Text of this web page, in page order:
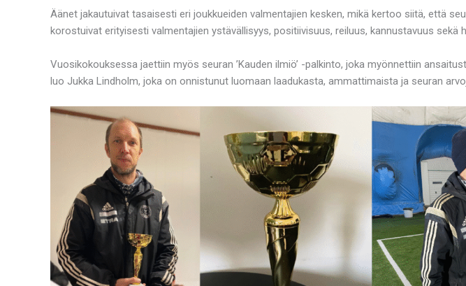
Äänet jakautuivat tasaisesti eri joukkueiden valmentajien kesken, mikä kertoo siitä, että
korostuivat erityisesti valmentajien ystävällisyys, positiivisuus, reiluus, kannustavuus sekä
Vuosikokouksessa jaettiin myös seuran ’Kauden ilmiö’ -palkinto, joka myönnettiin
luo Jukka Lindholm, joka on onnistunut luomaan laadukasta, ammattimaista ja seuran